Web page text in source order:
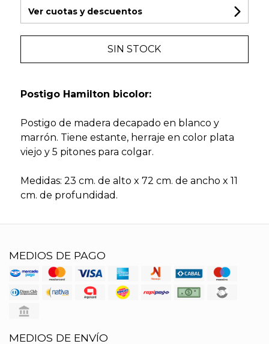
Ver cuotas y descuentos
SIN STOCK
Postigo Hamilton bicolor:
Postigo de madera decapado en blanco y
marrón. Tiene estante, herraje en color plata
viejo y 5 pitones para colgar.
Medidas: 23 cm. de alto x 72 cm. de ancho x 11
cm. de profundidad.
MEDIOS DE PAGO
MEDIOS DE ENVÍO